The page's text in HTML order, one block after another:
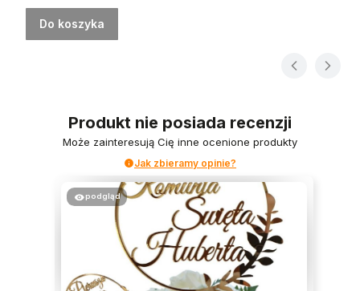
Do koszyka
Produkt nie posiada recenzji
Może zainteresują Cię inne ocenione produkty
Jak zbieramy opinie?
podgląd